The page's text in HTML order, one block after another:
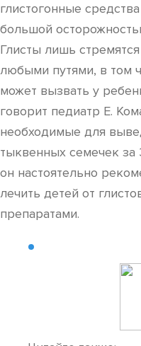
глистогонные
большой
Глисты лишь
любыми путями, в том
может вызвать у
говорит педиатр Е.
необходимые для
тыквенных семечек за
он настоятельно
лечить детей от
препаратами.